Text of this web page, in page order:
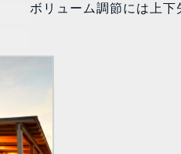
ボリューム調節には上下